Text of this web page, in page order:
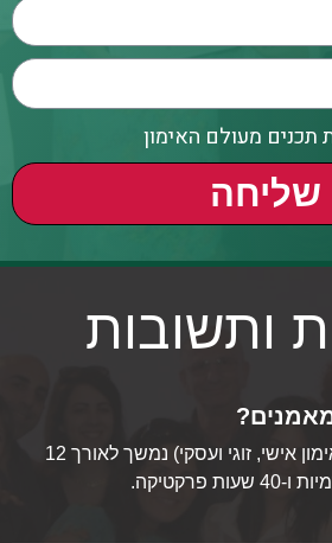
תכנים מעולם האימון
שליחה
ותשובות
לימוד הקורס המשולב (אימון אישי, זוגי ועסקי) נמשך לאורך 12